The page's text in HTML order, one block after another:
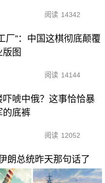
阅读 14342
厂”：中国这棋彻底颠覆
图
阅读 14144
吓唬中俄？这事恰恰暴
的底裤
阅读 12052
朗总统昨天那句话了